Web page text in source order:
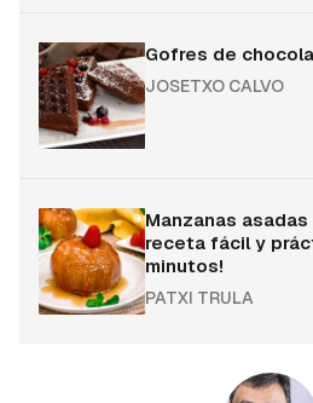
Gofres de
JOSETXO CALVO
Manzanas
receta fácil y
minutos!
PATXI TRULA